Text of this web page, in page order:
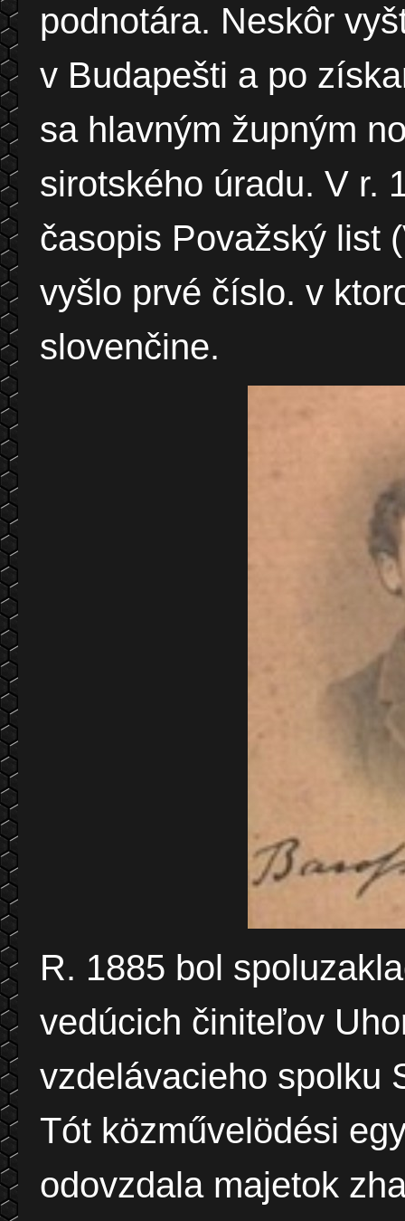
podnotára. Neskôr
v Budapešti a po
sa hlavným župným
sirotského úradu. V r.
časopis Považský list
vyšlo prvé číslo. v
slovenčine.
R. 1885 bol
vedúcich činiteľov
vzdelávacieho spolku
Tót közművelödési
odovzdala majetok